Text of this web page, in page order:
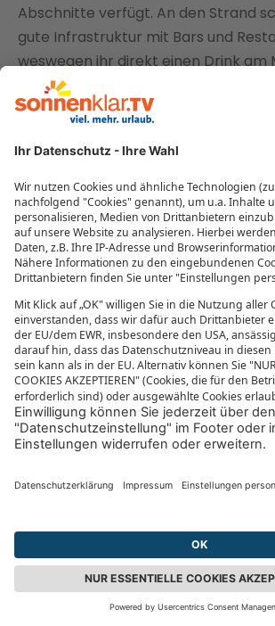
Abschnitte verfügt. An den Strand
gute Infrastruktur mit Bars und
weswegen ihr direkt einen Drink am
könnt. Bis zu 30 Meter könnt ihr ins
hinausgehen, da der Strand sehr
8. Punta Rate
Das US-amerikanische Magazin
2004 den Strand Punta Rata an der
Makarska zum schönsten Strand
Das türkisblaue Wasser ist ein toller
dem weißen Kies und dem Braun der
Pinien. Etliche Unterwasserquellen
Strudel auf der Wasseroberfläche.
Zur Kvarner Bucht gehört die Riviera
wo der Stadtstrand Gradska Plaza
sich aus einem Gemisch aus Sand und